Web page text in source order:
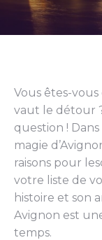
Vous êtes-vous
vaut le détour
question !
magie
raisons pour
votre liste de
histoire et son
Avignon est
temps.